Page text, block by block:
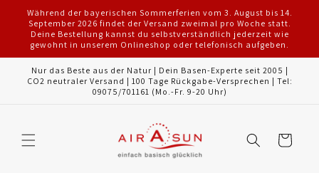
zum
Inhalt
Während der bayerischen Sommerferien vom 3. August bis 14.
September 2026 findet der Versand zweimal pro Woche statt.
Deine Bestellung kannst du selbstverständlich jederzeit wie
gewohnt in unserem Onlineshop oder telefonisch aufgeben.
Nur das Beste aus der Natur | Dein Basen-Experte seit 2005 |
CO2 neutraler Versand | 100 Tage Rückgabe-Versprechen | Tel:
09075/701161 (Mo.-Fr. 9-20 Uhr)
Warenkorb